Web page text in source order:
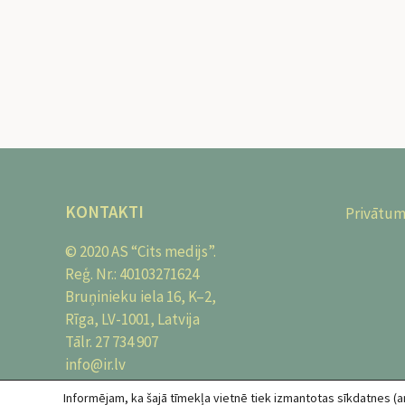
KONTAKTI
© 2020 AS “Cits medijs”.
Reģ. Nr.: 40103271624
Bruņinieku iela 16, K–2,
Rīga, LV-1001, Latvija
Tālr. 27 734 907
info@ir.lv
Tūroperatora licences Nr. T-2018-23,
Informējam, ka šajā tīmekļa vietnē tiek izmantotas sīkdatnes